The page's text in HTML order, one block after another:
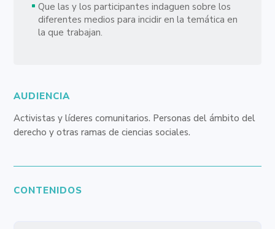
Que las y los participantes indaguen sobre los
diferentes medios para incidir en la temática en
la que trabajan.
AUDIENCIA
Activistas y líderes comunitarios. Personas del ámbito del
derecho y otras ramas de ciencias sociales.
CONTENIDOS